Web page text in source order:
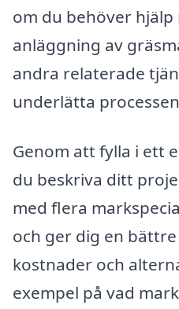
om du behöver
anläggning av
andra relaterade
underlätta
Genom att fylla i ett
du beskriva ditt
med flera
och ger dig en
kostnader och
exempel på vad